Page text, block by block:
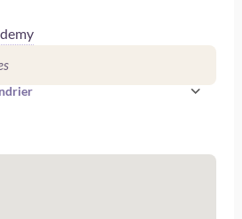
Télécharger ICS